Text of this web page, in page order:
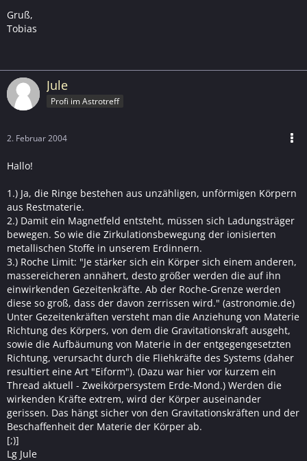
Gruß,
Tobias
Jule
Profi im Astrotreff
2. Februar 2004
Hallo!
1.) Ja, die Ringe bestehen aus unzähligen, unförmigen Körpern
aus Restmaterie.
2.) Damit ein Magnetfeld entsteht, müssen sich Ladungsträger
bewegen. So wie die Zirkulationsbewegung der ionisierten
metallischen Stoffe in unserem Erdinnern.
3.) Roche Limit: "Je stärker sich ein Körper sich einem anderen,
massereicheren annähert, desto größer werden die auf ihn
einwirkenden Gezeitenkräfte. Ab der Roche-Grenze werden
diese so groß, dass der davon zerrissen wird." (astronomie.de)
Unter Gezeitenkräften versteht man die Anziehung von Materie
Richtung des Körpers, von dem die Gravitationskraft ausgeht,
sowie die Aufbäumung von Materie in der entgegengesetzten
Richtung, verursacht durch die Fliehkräfte des Systems (daher
resultiert eine Art "Eiform"). (Dazu war hier vor kurzem ein
Thread aktuell - Zweikörpersystem Erde-Mond.) Werden die
wirkenden Kräfte extrem, wird der Körper auseinander
gerissen. Das hängt sicher von den Gravitationskräften und der
Beschaffenheit der Materie der Körper ab.
[;)]
Lg Jule